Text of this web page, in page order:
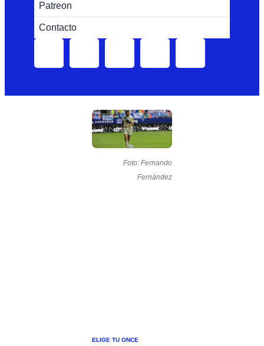
Patreon
Contacto
Foto: Fernando
Fernández
ELIGE TU ONCE